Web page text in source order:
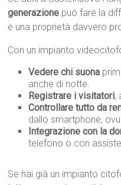
generazione può fare la
e una proprietà davvero
Con un impianto
Vedere chi suona
anche di notte.
Registrare i visitatori,
Controllare tutto da
dallo smartphone,
Integrazione con la
telefono o con
Se hai già un impianto